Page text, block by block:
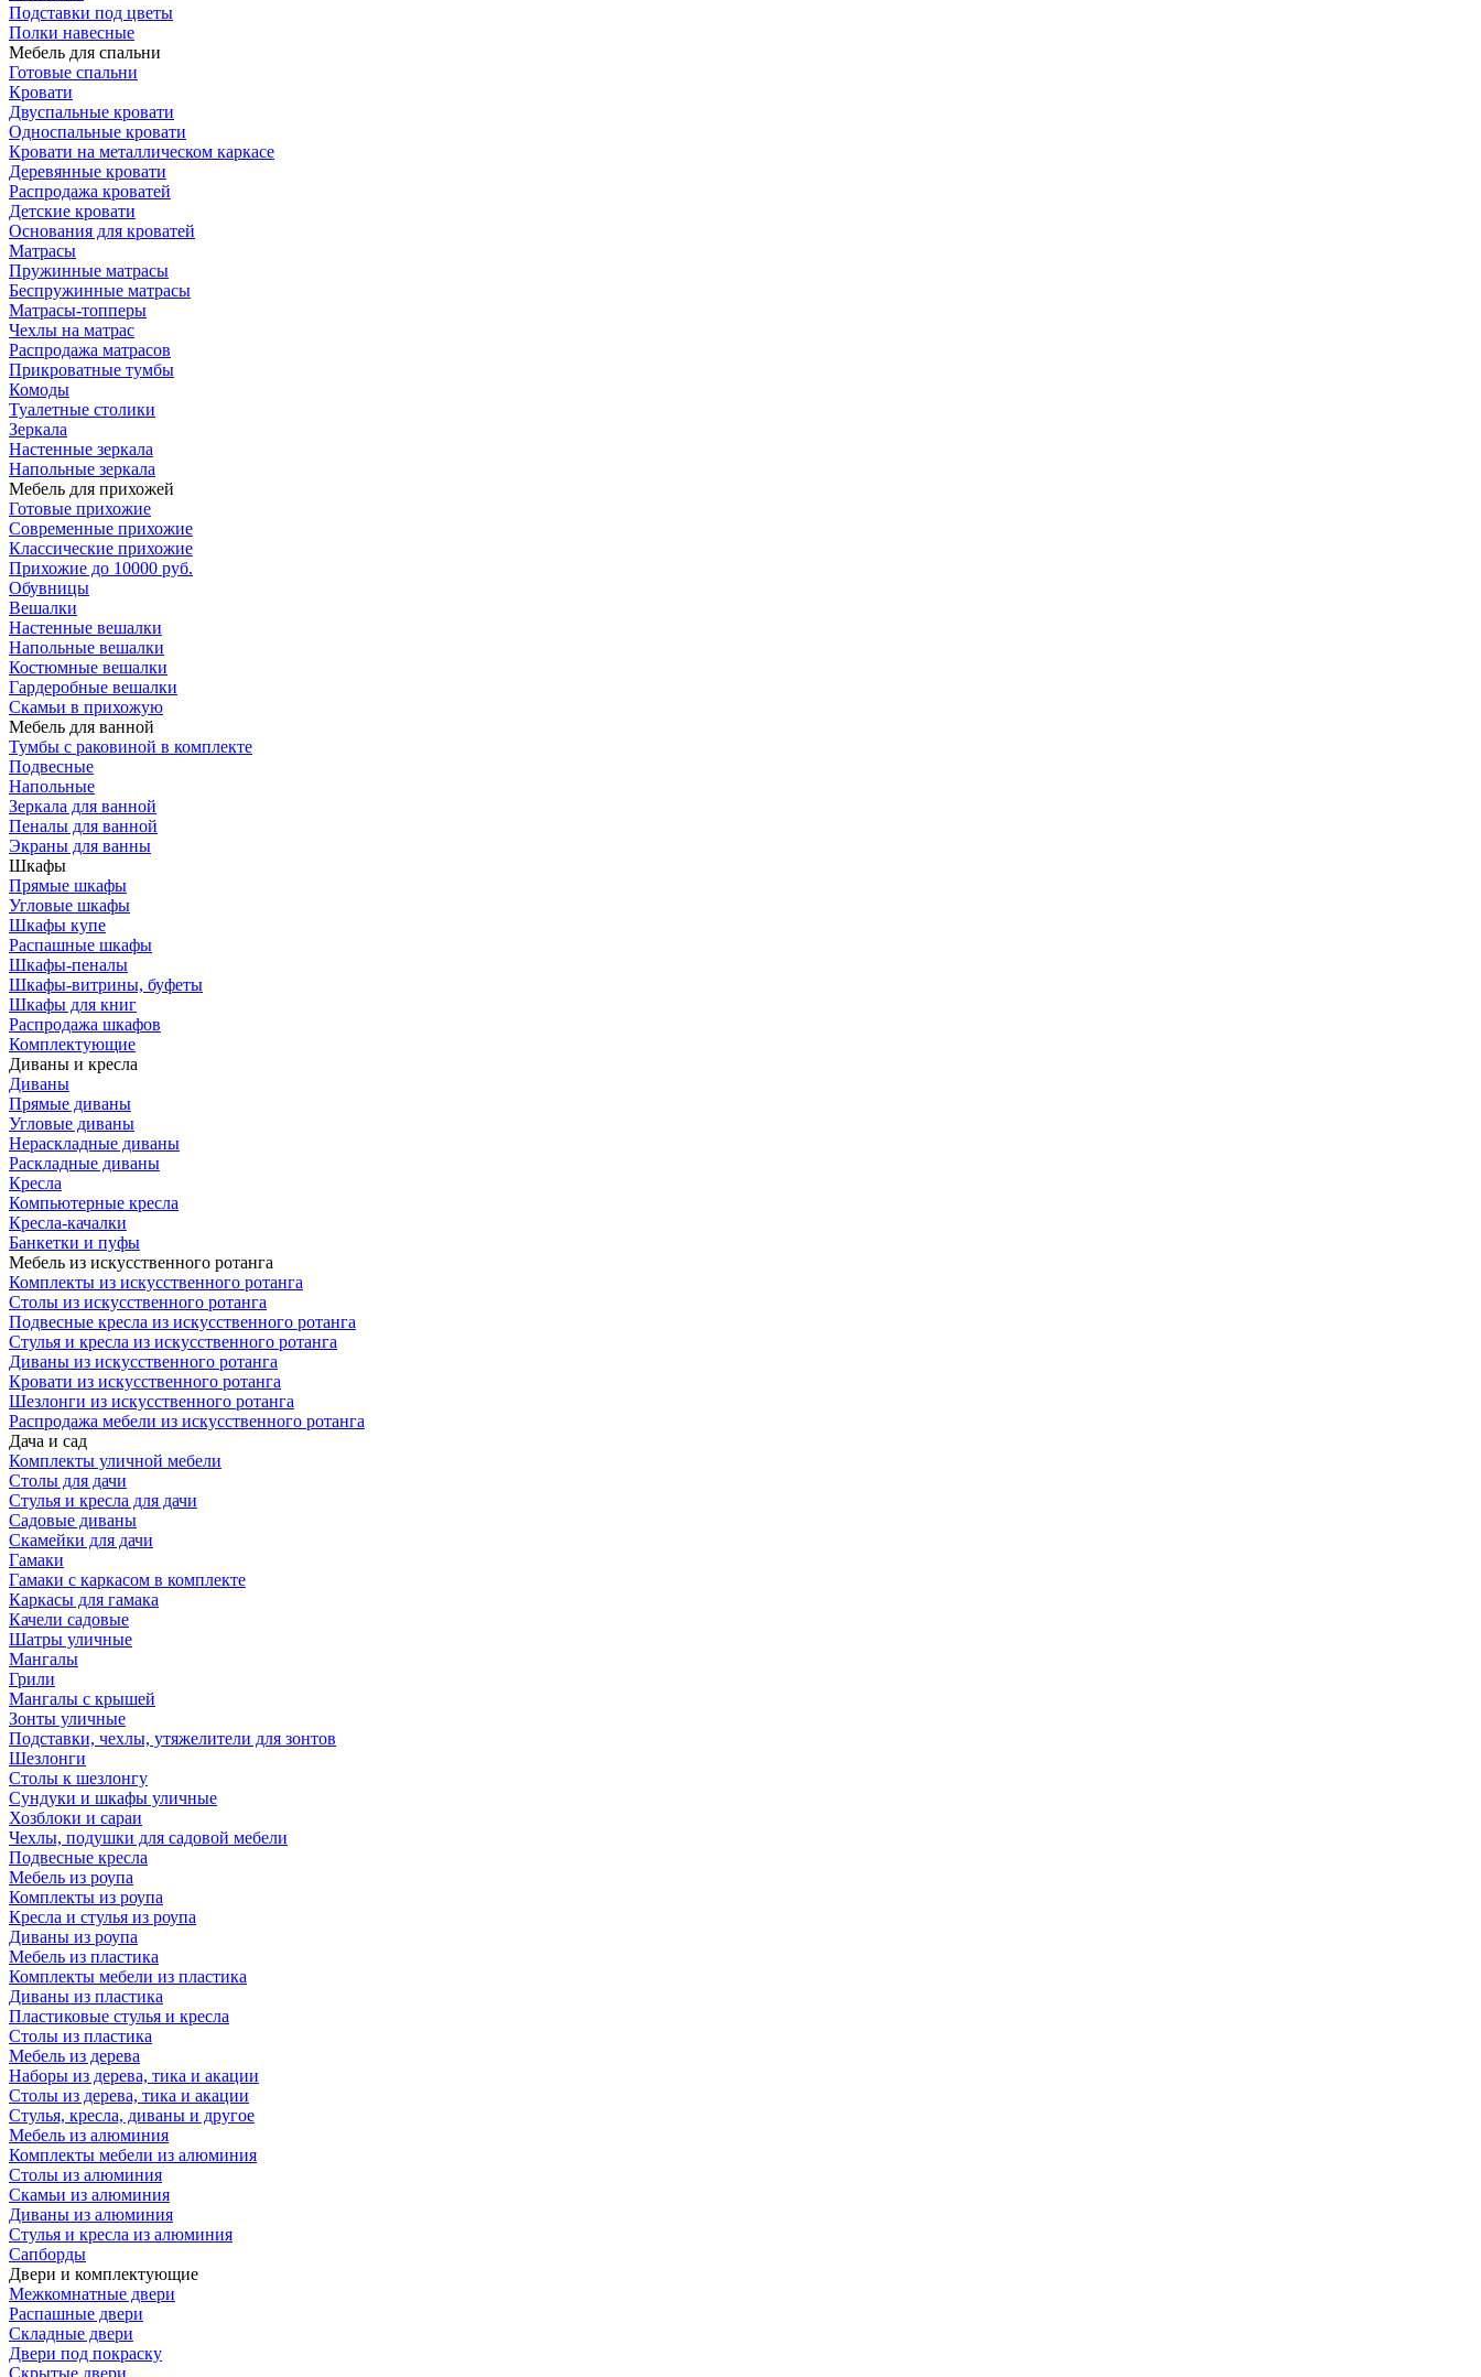
Подставки под цветы
Полки навесные
Мебель для спальни
Готовые спальни
Кровати
Двуспальные кровати
Односпальные кровати
Кровати на металлическом каркасе
Деревянные кровати
Распродажа кроватей
Детские кровати
Основания для кроватей
Матрасы
Пружинные матрасы
Беспружинные матрасы
Матрасы-топперы
Чехлы на матрас
Распродажа матрасов
Прикроватные тумбы
Комоды
Туалетные столики
Зеркала
Настенные зеркала
Напольные зеркала
Мебель для прихожей
Готовые прихожие
Современные прихожие
Классические прихожие
Прихожие до 10000 руб.
Обувницы
Вешалки
Настенные вешалки
Напольные вешалки
Костюмные вешалки
Гардеробные вешалки
Скамьи в прихожую
Мебель для ванной
Тумбы c раковиной в комплекте
Подвесные
Напольные
Зеркала для ванной
Пеналы для ванной
Экраны для ванны
Шкафы
Прямые шкафы
Угловые шкафы
Шкафы купе
Распашные шкафы
Шкафы-пеналы
Шкафы-витрины, буфеты
Шкафы для книг
Распродажа шкафов
Комплектующие
Диваны и кресла
Диваны
Прямые диваны
Угловые диваны
Нераскладные диваны
Раскладные диваны
Кресла
Компьютерные кресла
Кресла-качалки
Банкетки и пуфы
Мебель из искусственного ротанга
Комплекты из искусственного ротанга
Столы из искусственного ротанга
Подвесные кресла из искусственного ротанга
Стулья и кресла из искусственного ротанга
Диваны из искусственного ротанга
Кровати из искусственного ротанга
Шезлонги из искусственного ротанга
Распродажа мебели из искусственного ротанга
Дача и сад
Комплекты уличной мебели
Столы для дачи
Стулья и кресла для дачи
Садовые диваны
Скамейки для дачи
Гамаки
Гамаки с каркасом в комплекте
Каркасы для гамака
Качели садовые
Шатры уличные
Мангалы
Грили
Мангалы с крышей
Зонты уличные
Подставки, чехлы, утяжелители для зонтов
Шезлонги
Столы к шезлонгу
Сундуки и шкафы уличные
Хозблоки и сараи
Чехлы, подушки для садовой мебели
Подвесные кресла
Мебель из роупа
Комплекты из роупа
Кресла и стулья из роупа
Диваны из роупа
Мебель из пластика
Комплекты мебели из пластика
Диваны из пластика
Пластиковые стулья и кресла
Столы из пластика
Мебель из дерева
Наборы из дерева, тика и акации
Столы из дерева, тика и акации
Стулья, кресла, диваны и другое
Мебель из алюминия
Комплекты мебели из алюминия
Столы из алюминия
Скамьи из алюминия
Диваны из алюминия
Стулья и кресла из алюминия
Сапборды
Двери и комплектующие
Межкомнатные двери
Распашные двери
Складные двери
Двери под покраску
Скрытые двери